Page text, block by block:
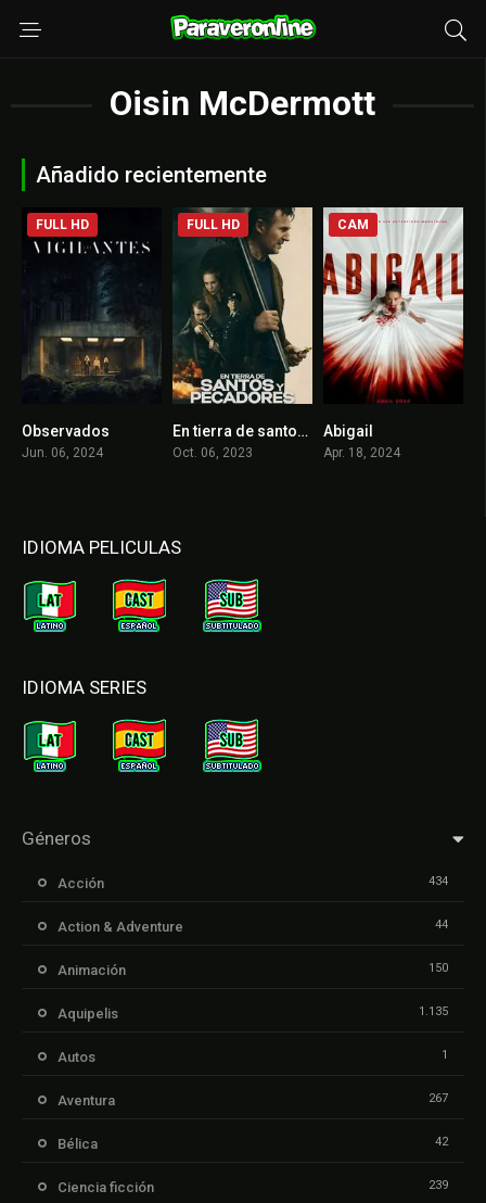
Oisin McDermott
Añadido recientemente
FULL HD
Observados
Jun. 06, 2024
6.3
FULL HD
En tierra de santos y pecadores
Oct. 06, 2023
CAM
Abigail
Apr. 18, 2024
IDIOMA PELICULAS
IDIOMA SERIES
Géneros
Acción 434
Action & Adventure 44
Animación 150
Aquipelis 1.135
Autos 1
Aventura 267
Bélica 42
Ciencia ficción 239